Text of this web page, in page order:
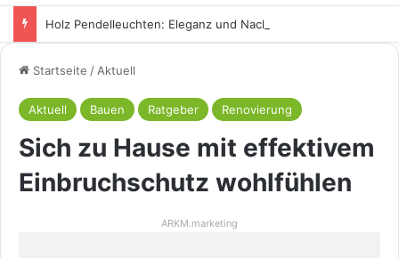
Startseite / Aktuell
Aktuell Bauen Ratgeber Renovierung
Sich zu Hause mit effektivem
Einbruchschutz wohlfühlen
ARKM.marketing